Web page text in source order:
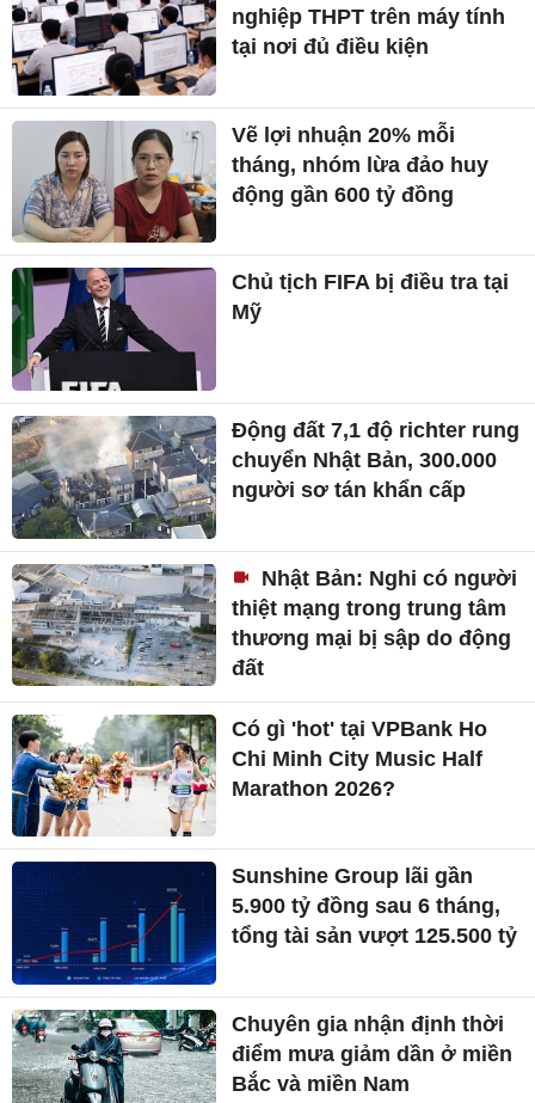
nghiệp THPT trên máy tính
tại nơi đủ điều kiện
Vẽ lợi nhuận 20% mỗi
tháng, nhóm lừa đảo huy
động gần 600 tỷ đồng
Chủ tịch FIFA bị điều tra tại
Mỹ
Động đất 7,1 độ richter rung
chuyển Nhật Bản, 300.000
người sơ tán khẩn cấp
Nhật Bản: Nghi có người
thiệt mạng trong trung tâm
thương mại bị sập do động
đất
Có gì 'hot' tại VPBank Ho
Chi Minh City Music Half
Marathon 2026?
Sunshine Group lãi gần
5.900 tỷ đồng sau 6 tháng,
tổng tài sản vượt 125.500 tỷ
Chuyên gia nhận định thời
điểm mưa giảm dần ở miền
Bắc và miền Nam